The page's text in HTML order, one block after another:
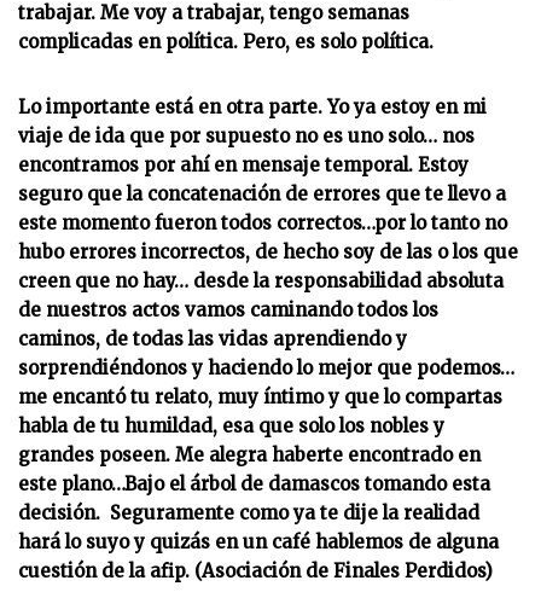
trabajar. Me voy a trabajar, tengo semanas
complicadas en política. Pero, es solo política.
Lo importante está en otra parte. Yo ya estoy en mi
viaje de ida que por supuesto no es uno solo… nos
encontramos por ahí en mensaje temporal. Estoy
seguro que la concatenación de errores que te llevo a
este momento fueron todos correctos…por lo tanto no
hubo errores incorrectos, de hecho soy de las o los que
creen que no hay… desde la responsabilidad absoluta
de nuestros actos vamos caminando todos los
caminos, de todas las vidas aprendiendo y
sorprendiéndonos y haciendo lo mejor que podemos…
me encantó tu relato, muy íntimo y que lo compartas
habla de tu humildad, esa que solo los nobles y
grandes poseen. Me alegra haberte encontrado en
este plano…Bajo el árbol de damascos tomando esta
decisión. Seguramente como ya te dije la realidad
hará lo suyo y quizás en un café hablemos de alguna
cuestión de la afip. (Asociación de Finales Perdidos)